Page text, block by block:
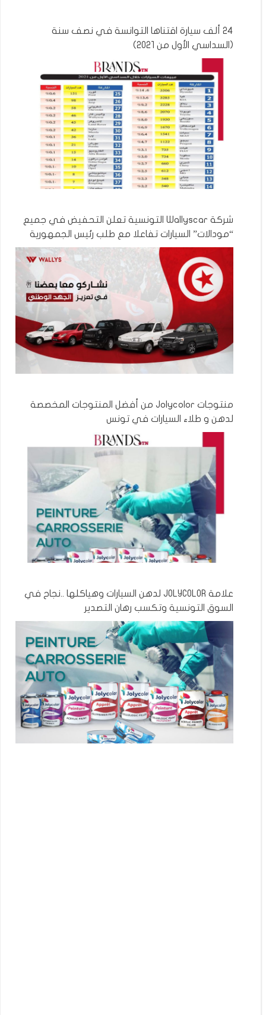
24 ألف سيارة اقتناها التوانسة في نصف سنة
(السداسي الأول من 2021)
شركة Wallyscar التونسية تعلن التحفيض في جميع
“مودالات” السيارات تفاعلا مع طلب رئيس الجمهورية
منتوجات Jolycolor من أفضل المنتوجات المخصصة
لدهن و طلاء السيارات في تونس
علامة JOLYCOLOR لدهن السيارات وهياكلها ..نجاح في
السوق التونسية وتكسب رهان التصدير